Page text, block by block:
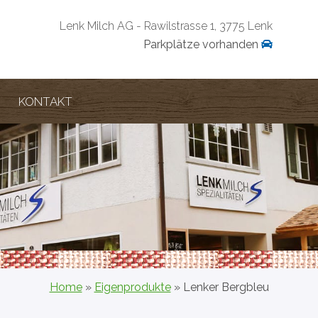
Lenk Milch AG - Rawilstrasse 1, 3775 Lenk
Parkplätze vorhanden
KONTAKT
Home» Eigenprodukte» Lenker Bergbleu